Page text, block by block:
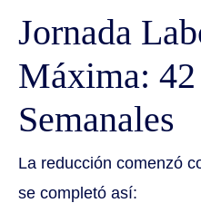
Jornada
Máxima:
Semanales
La reducción comenzó
se completó así: